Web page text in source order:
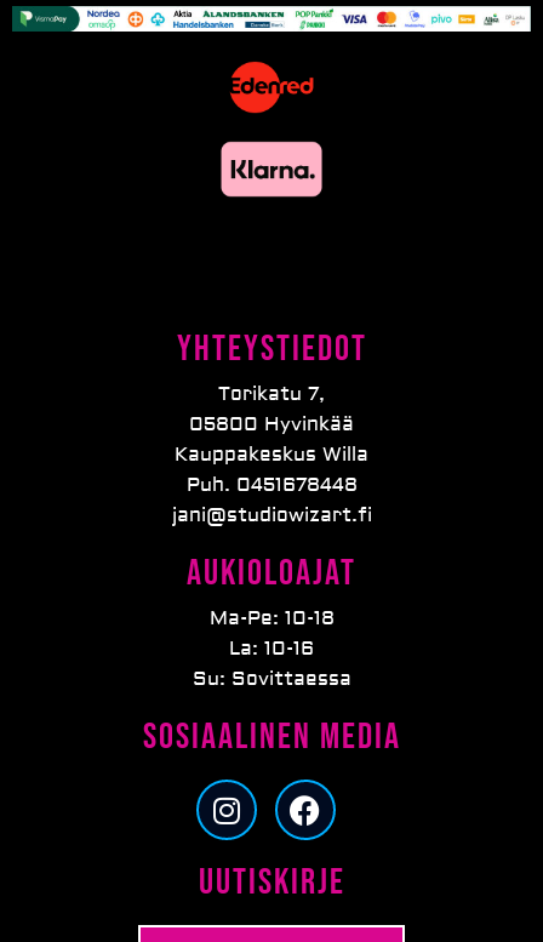
Yhteystiedot
Torikatu 7,
05800 Hyvinkää
Kauppakeskus Willa
Puh. 0451678448
jani@studiowizart.fi
Aukioloajat
Ma-Pe: 10-18
La: 10-16
Su: Sovittaessa
Sosiaalinen media
I
n
t
F
a
e
Uutiskirje